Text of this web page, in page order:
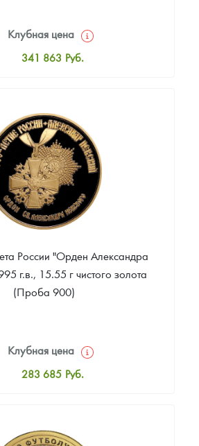
Клубная цена
341 863 Руб.
Цена выкупа
Звоните
России "Орден Александра
г.в., 15.55 г чистого золота
(Проба 900)
Клубная цена
283 685 Руб.
Цена выкупа